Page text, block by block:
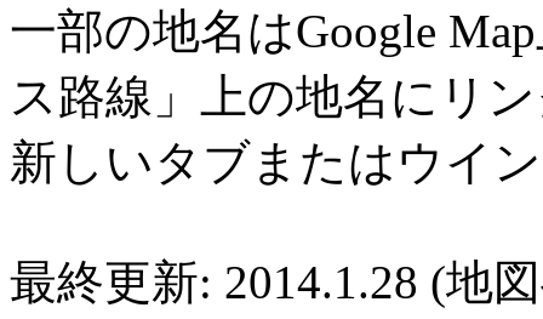
一部の地名はGoogle
ス路線」上の地名にリ
新しいタブまたはウイ
最終更新: 2014.1.28 (地